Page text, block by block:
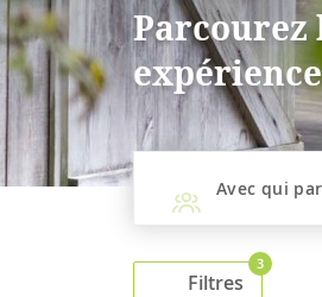
Parcourez
Avec qui
Filtres
3